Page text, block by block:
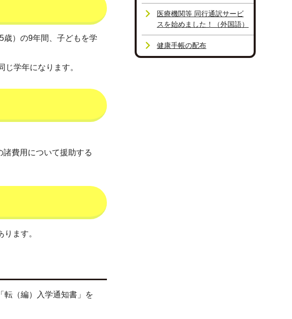
歳）の9年間、子どもを学
学年になります。
費用について援助する
ます。
転（編）入学通知書」を
医療機関等 同行通訳サービ
スを始めました！（外国語）
健康手帳の配布